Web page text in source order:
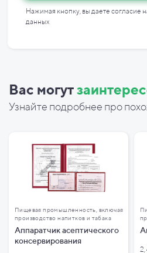
Нажимая кнопку, вы даете согласие
данных
Вас могут
Узнайте подробнее про
Пищевая промышленность, включая
производство напитков и табака
Аппаратчик асептического
консервирования
2,